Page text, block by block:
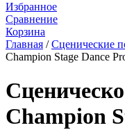
Избранное
Сравнение
Корзина
Главная /Сценические
Champion Stage Dance
Champion